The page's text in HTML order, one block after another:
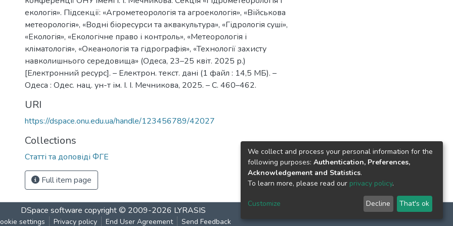
екологія». Підсекції: «Агрометеорологія та агроекологія», «Військова
метеорологія», «Водні біоресурси та аквакультура», «Гідрологія суші»,
«Екологія», «Екологічне право і контроль», «Метеорологія і
кліматологія», «Океанологія та гідрографія», «Технології захисту
навколишнього середовища» (Одеса, 23–25 квіт. 2025 р.)
[Електронний ресурс]. – Електрон. текст. дані (1 файл : 14,5 МБ). –
Одеса : Одес. нац. ун-т ім. І. І. Мечникова, 2025. – С. 460–462.
URI
https://dspace.onu.edu.ua/handle/123456789/42027
Collections
Статті та доповіді ФГЕ
Full item page
DSpace software copyright © 2009-2026 LYRASIS
settings Privacy policy End User Agreement Send Feedback
We collect and process your personal information for the
following purposes: Authentication, Preferences,
Acknowledgement and Statistics.
To learn more, please read our privacy policy.
Customize Decline That's ok